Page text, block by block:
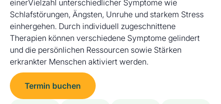
Schlafstörungen, Ängsten, Unruhe und starkem Stress
einhergehen. Durch individuell zugeschnittene
Therapien können verschiedene Symptome gelindert
und die persönlichen Ressourcen sowie Stärken
erkrankter Menschen aktiviert werden.
Termin buchen